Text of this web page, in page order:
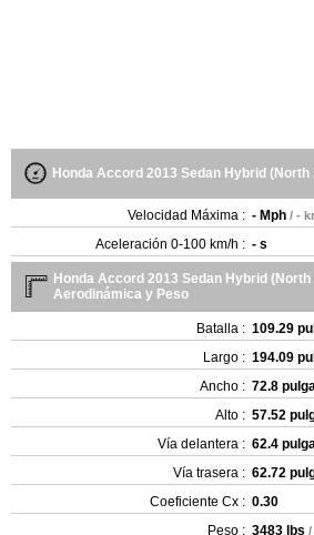
Honda Accord 2013 Sedan Hybrid
Velocidad Máxima : - Mph / -
Aceleración 0-100 km/h : - s
Honda Accord 2013 Sedan Hybrid
Aerodinámica y Peso
Batalla : 109.29
Largo : 194.09
Ancho : 72.8
Alto : 57.52
Vía delantera : 62.4
Vía trasera : 62.72
Coeficiente Cx : 0.30
Peso : 3483 lbs /